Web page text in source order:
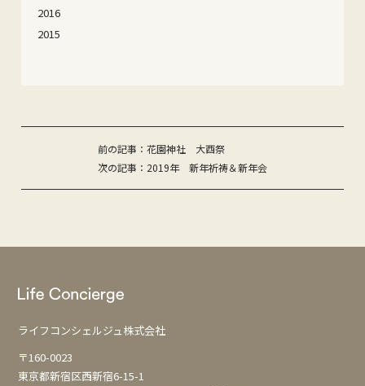
2016
2015
投
稿
ゲ
シ
ョ
前の記事：花園神社 大酉祭
次の記事：2019年 新年祈祷＆新年会
ライフコンシェルジュ株式会社
〒160-0023
東京都新宿区西新宿6-15-1